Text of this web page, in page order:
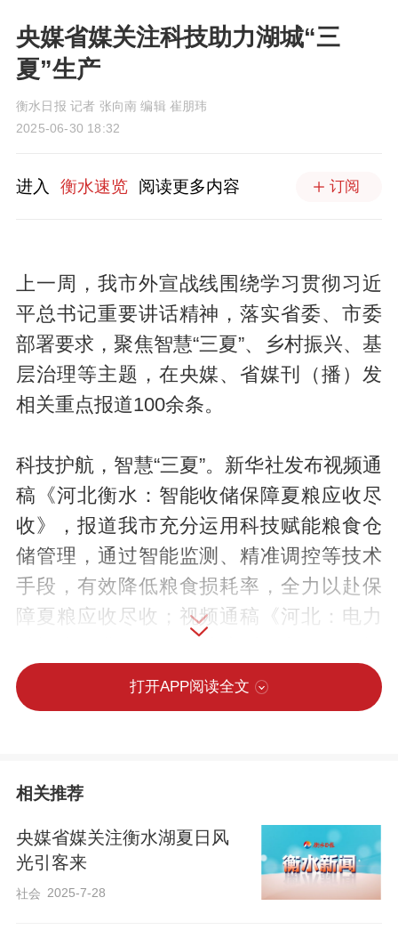
央媒省媒关注科技助力湖城“三
夏”生产
衡水日报 记者 张向南 编辑 崔朋玮
2025-06-30 18:32
进入 衡水速览 阅读更多内容 订阅
上一周，我市外宣战线围绕学习贯彻习近
平总书记重要讲话精神，落实省委、市委
部署要求，聚焦智慧“三夏”、乡村振兴、基
层治理等主题，在央媒、省媒刊（播）发
相关重点报道100余条。
科技护航，智慧“三夏”。新华社发布视频通
稿《河北衡水：智能收储保障夏粮应收尽
收》，报道我市充分运用科技赋能粮食仓
储管理，通过智能监测、精准调控等技术
手段，有效降低粮食损耗率，全力以赴保
障夏粮应收尽收；视频通稿《河北：电力
及深州市供电公司提前对变压器进行增容
改造，为小麦烘干提供电力保障；视频通
部门协同机制，实现“收割+播种”一体化高
效衔接；文字通稿《高温“烤”验 保灌
解“渴”——北方多地夏管一线见闻》，提及
冀州区码头李镇西宋家庄村秋天家庭农场
打开APP阅读全文
相关推荐
央媒省媒关注衡水湖夏日风
光引客来
社会 2025-7-28